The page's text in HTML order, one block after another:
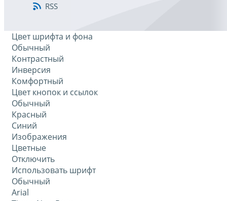
RSS
Цвет шрифта и фона
Обычный
Контрастный
Инверсия
Комфортный
Цвет кнопок и ссылок
Обычный
Красный
Синий
Изображения
Цветные
Отключить
Использовать шрифт
Обычный
Arial